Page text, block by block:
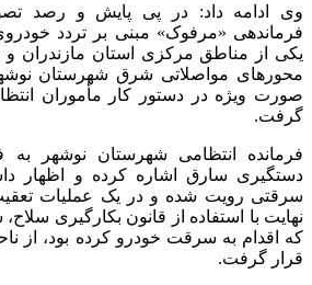
وی ادامه داد: در پی پایش و رصد
فرماندهی «مرفوک» مبنی بر تردد
یکی از مناطق مرکزی استان مازندران و
محور‌های مواصلاتی شرق شهرستان
صورت ویژه در دستور کار مأموران
گرفت.
فرمانده انتظامی شهرستان نوشهر به
دستگیری سارق اشاره کرده و اظهار
سرقتی رویت شده و در یک عملیات
نهایت با استفاده از قانون بکارگیری
که اقدام به سرقت خودرو کرده بود، از
قرار گرفت.